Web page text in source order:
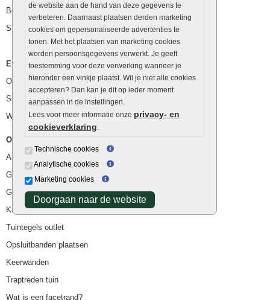
de website aan de hand van deze gegevens te
verbeteren. Daarnaast plaatsen derden marketing
cookies om gepersonaliseerde advertenties te
tonen. Met het plaatsen van marketing cookies
worden persoonsgegevens verwerkt. Je geeft
toestemming voor deze verwerking wanneer je
hieronder een vinkje plaatst. Wil je niet alle cookies
accepteren? Dan kan je dit op ieder moment
aanpassen in de instellingen.
Lees voor meer informatie onze privacy- en
cookieverklaring.
Technische cookies
Analytische cookies
Marketing cookies
Doorgaan naar de website
Betonblokken
Stapelstenen
Extra benodigdheden
Ophoogzand
Siergrind en siersplit
Waterafvoer
Overig
Aanbiedingen
Goedkope bestrating
Goedkope tuintegels
Kunstgras
Tuintegels outlet
Opsluitbanden plaatsen
Keerwanden
Traptreden tuin
Wat is een facetrand?